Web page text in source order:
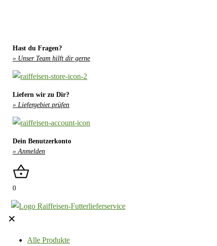
Hast du Fragen?
» Unser Team hilft dir gerne
Liefern wir zu Dir?
» Liefergebiet prüfen
Dein Benutzerkonto
» Anmelden
0
✕
Alle Produkte